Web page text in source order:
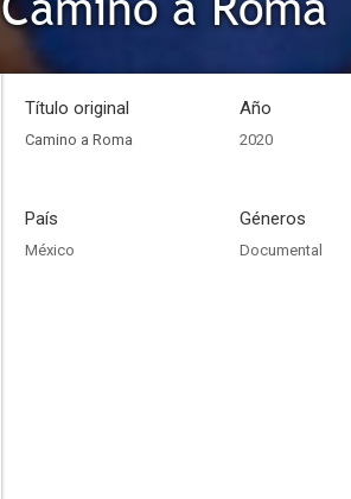
Título original
Camino a Roma
Año
2020
País
México
Géneros
Documental